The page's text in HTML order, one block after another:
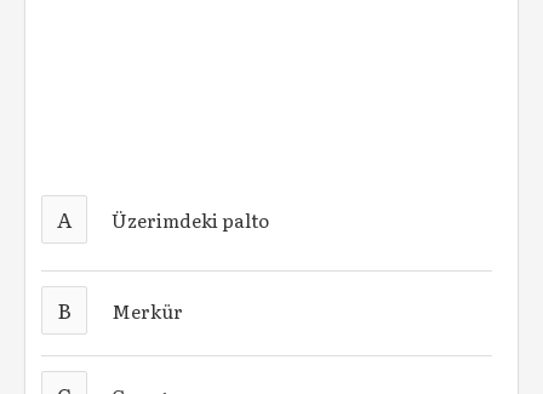
A Üzerimdeki palto
B Merkür